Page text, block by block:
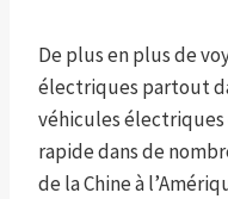
De plus en plus de
électriques partout
véhicules électriques
rapide dans de
de la Chine à